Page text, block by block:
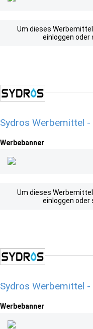
Um dieses
einloggen oder
Sydros Werbemittel
Werbebanner
Um dieses
einloggen oder
Sydros Werbemittel
Werbebanner